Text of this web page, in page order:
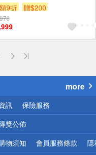
9折
贈$200
more
訊 保險服務
獎公佈
物須知 會員服務條款 隱